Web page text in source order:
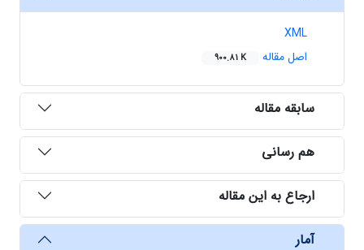
XML
اصل مقاله
900.81 K
سابقه مقاله
هم رسانی
ارجاع به این مقاله
آمار